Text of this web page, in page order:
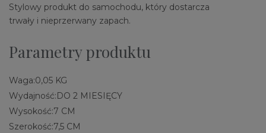
Stylowy produkt do samochodu, który dostarcza
trwały i nieprzerwany zapach.
Parametry produktu
Waga:0,05 KG
Wydajność:DO 2 MIESIĘCY
Wysokość:7 CM
Szerokość:7,5 CM